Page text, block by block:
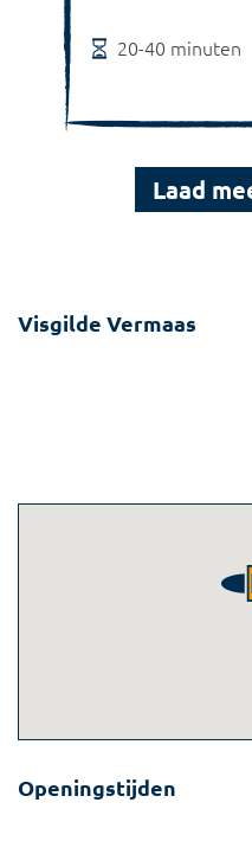
20-40 minuten
Laad
Visgilde Vermaas
Openingstijden